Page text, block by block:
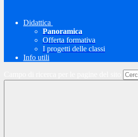
Didattica
Panoramica
Offerta formativa
I progetti delle classi
Info utili